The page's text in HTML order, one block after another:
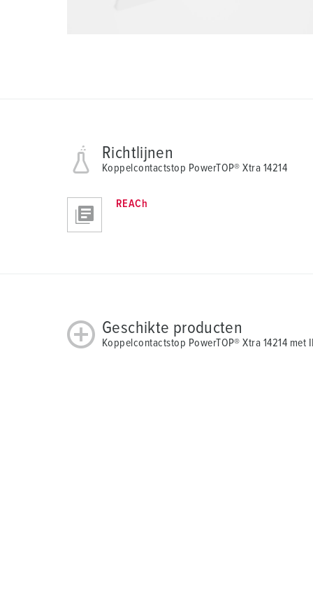
Richtlijnen
Koppelcontactstop PowerTOP® Xtra 14214
REACh
Geschikte producten
Koppelcontactstop PowerTOP® Xtra 14214 met